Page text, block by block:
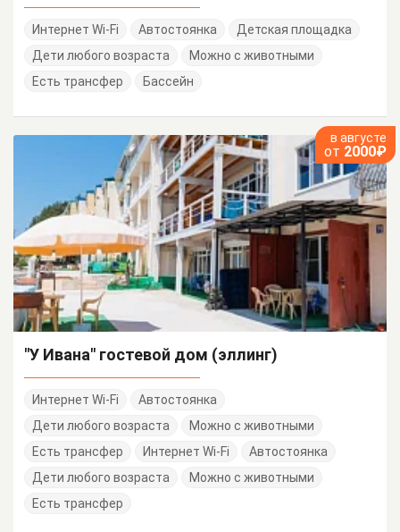
Интернет Wi-Fi Автостоянка
Детская площадка
Дети любого возраста
Можно с животными
Есть трансфер
Бассейн
в августе
от 2000₽
"У Ивана" гостевой дом (эллинг)
Интернет Wi-Fi
Автостоянка
Дети любого возраста
Можно с животными
Есть трансфер
Интернет Wi-Fi
Автостоянка
Дети любого возраста
Можно с животными
Есть трансфер